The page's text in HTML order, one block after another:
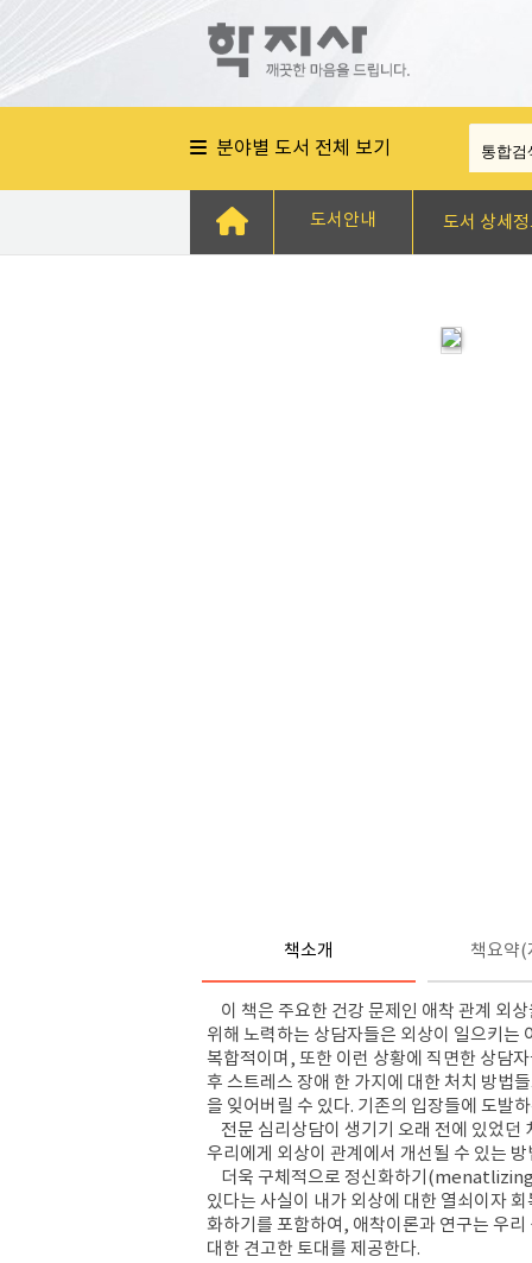
분야별 도서 전체 보기
도서안내 도서 상세
책소개 책요약(
이 책은 주요한 건강 문제인 애착 관계 외
위해 노력하는 상담자들은 외상이 일으키는
복합적이며, 또한 이런 상황에 직면한 상담
후 스트레스 장애 한 가지에 대한 처치 방법
을 잊어버릴 수 있다. 기존의 입장들에 도발
전문 심리상담이 생기기 오래 전에 있었던
우리에게 외상이 관계에서 개선될 수 있는
더욱 구체적으로 정신화하기
있다는 사실이 내가 외상에 대한 열쇠이자
화하기를 포함하여, 애착이론과 연구는 우
대한 견고한 토대를 제공한다.